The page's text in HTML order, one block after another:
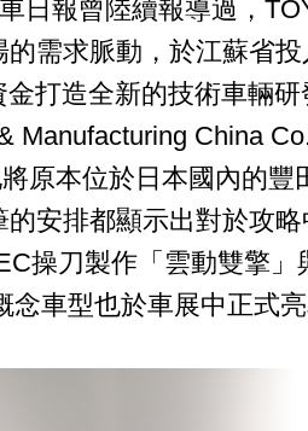
日報曾陸續報導過，
需求脈動，於江蘇省
打造全新的技術車輛
Manufacturing China
原本位於日本國內的豐
安排都顯示出對於攻
操刀製作「雲動雙擎」
念車型也於車展中正式